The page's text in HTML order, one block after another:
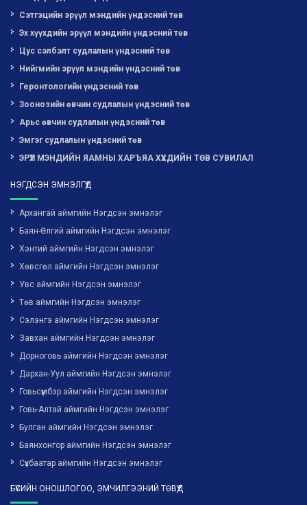
Сэтгэцийн эрүүл мэндийн үндэсний төв
Эх хүүхдийн эрүүл мэндийн үндэсний төв
Цус сэлбэлт судлалын үндэсний төв
Нийгмийн эрүүл мэндийн үндэсний төв
Геронтологийн үндэсний төв
Зоонозийн өвчин судлалын үндэсний төв
Арьс өвчин судлалын үндэсний төв
Эмгэг судлалын үндэсний төв
ЭРҮҮЛ МЭНДИЙН ЯАМНЫ ХАРЪЯА ХҮҮХДИЙН ТӨВ СУВИЛАЛ
НЭГДСЭН ЭМНЭЛГҮҮД
Архангай аймгийн Нэгдсэн эмнэлэг
Баян-Өлгий аймгийн Нэгдсэн эмнэлэг
Хэнтий аймгийн Нэгдсэн эмнэлэг
Хөвсгөл аймгийн Нэгдсэн эмнэлэг
Увс аймгийн Нэгдсэн эмнэлэг
Төв аймгийн Нэгдсэн эмнэлэг
Сэлэнгэ аймгийн Нэгдсэн эмнэлэг
Завхан аймгийн Нэгдсэн эмнэлэг
Дорноговь аймгийн Нэгдсэн эмнэлэг
Дархан-Уул аймгийн Нэгдсэн эмнэлэг
Говьсүмбэр аймгийн Нэгдсэн эмнэлэг
Говь-Алтай аймгийн Нэгдсэн эмнэлэг
Булган аймгийн Нэгдсэн эмнэлэг
Баянхонгор аймгийн Нэгдсэн эмнэлэг
Сүхбаатар аймгийн Нэгдсэн эмнэлэг
БҮСИЙН ОНОШЛОГОО, ЭМЧИЛГЭЭНИЙ ТӨВҮҮД